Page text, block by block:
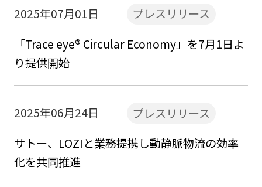
2025年07月01日
プレスリリース
「Trace eye® Circular Economy」を7月1日よ
り提供開始
2025年06月24日
プレスリリース
サトー、LOZIと業務提携し動静脈物流の効率
化を共同推進